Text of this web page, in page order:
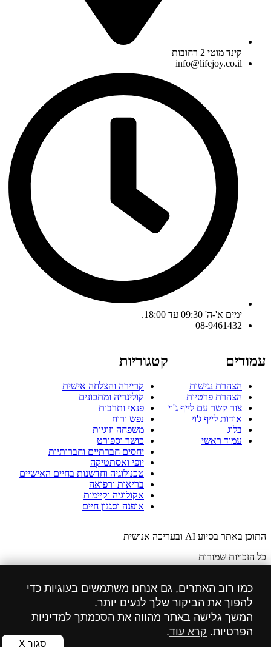
כמו רוב האתרים, גם אנחנו משתמשים בעוגיות כדי
להפוך את הביקור שלך לנעים יותר.
המשך גלישה באתר מהווה את הסכמתך למדיניות
הפרטיות. קרא עוד.
סגור X
קינד מוטי 2 רחובות
info@lifejoy.co.il
ימים א'-ה' 09:30 עד 18:00.
08-9461432
עמודים
הצהרת נגישות
הצהרת פרטיות
צור קשר עם לייף ג'וי
אודות לייף ג'וי
בלוג
עמוד ראשי
קטגוריות
קריירה והצלחה אישית
קולינריה ומתכונים
פנאי ותרבות
נפש ורוח
משפחה וזוגיות
כושר וספורט
יחסים חברתיים וחברותיות
יופי ואסתטיקה
טכנולוגיה וחדשנות בחיים האישיים
בריאות ורפואה
אקולוגיה וקיימות
אופנה וסגנון חיים
התוכן באתר בסיוע AI ובעריכה אנושית
כל הזכויות שמורות
הצהרת מדיניות פרטיות
הצהרת נגישות
הוסט סנטר אחסון אתרים ושרתים